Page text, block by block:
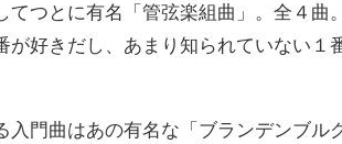
てつとに有名「管弦楽組曲」。全４曲
が好きだし、あまり知られていない１
入門曲はあの有名な「ブランデンブル